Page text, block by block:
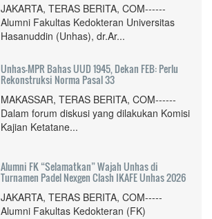
JAKARTA, TERAS BERITA, COM------
Alumni Fakultas Kedokteran Universitas
Hasanuddin (Unhas), dr.Ar...
Unhas-MPR Bahas UUD 1945, Dekan FEB: Perlu
Rekonstruksi Norma Pasal 33
MAKASSAR, TERAS BERITA, COM------
Dalam forum diskusi yang dilakukan Komisi
Kajian Ketatane...
Alumni FK “Selamatkan” Wajah Unhas di
Turnamen Padel Nexgen Clash IKAFE Unhas 2026
JAKARTA, TERAS BERITA, COM-----
Alumni Fakultas Kedokteran (FK)